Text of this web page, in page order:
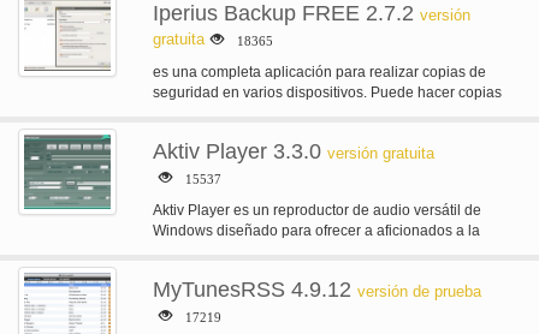
Iperius Backup FREE 2.7.2 versión
gratuita
18365
es una completa aplicación para realizar copias de
seguridad en varios dispositivos. Puede hacer copias
Aktiv Player 3.3.0 versión gratuita
15537
Aktiv Player es un reproductor de audio versátil de
Windows diseñado para ofrecer a aficionados a la
MyTunesRSS 4.9.12 versión de prueba
17219